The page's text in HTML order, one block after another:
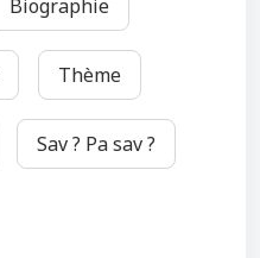
Biographie
Thème
Sav ? Pa sav ?